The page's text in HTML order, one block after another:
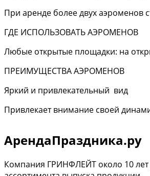
При аренде более двух аэроменов
ГДЕ ИСПОЛЬЗОВАТЬ АЭРОМЕНОВ
Любые открытые площадки: на
ПРЕИМУЩЕСТВА АЭРОМЕНОВ
Яркий и привлекательный вид
Привлекает внимание своей
АрендаПраздника.ру
Компания ГРИНФЛЕЙТ около 10 лет